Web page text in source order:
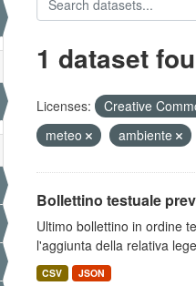
1 dataset
Licenses: Creative
meteo
ambiente
Bollettino testuale
Ultimo bollettino in ordine
l'aggiunta della relativa
CSV JSON